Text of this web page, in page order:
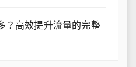
？高效提升流量的完整